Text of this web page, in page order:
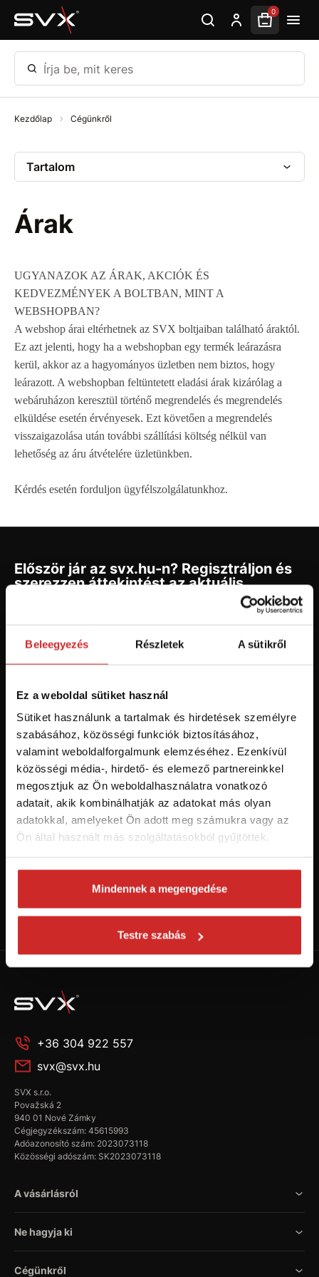
Beleegyezés Részletek A sütikről
Ez a weboldal sütiket használ
Sütiket használunk a tartalmak és hirdetések személyre
szabásához, közösségi funkciók biztosításához,
valamint weboldalforgalmunk elemzéséhez. Ezenkívül
közösségi média-, hirdető- és elemező partnereinkkel
megosztjuk az Ön weboldalhasználatra vonatkozó
adatait, akik kombinálhatják az adatokat más olyan
adatokkal, amelyeket Ön adott meg számukra vagy az
Ön által használt más szolgáltatásokból gyűjtöttek.
Mindennek a megengedése
Testre szabás
Ugrás az oldal fő részéhez 0
Írja be, mit keres
Kezdőlap Cégünkről
Tartalom
Árak
UGYANAZOK AZ ÁRAK, AKCIÓK ÉS
KEDVEZMÉNYEK A BOLTBAN, MINT A
WEBSHOPBAN?
A webshop árai eltérhetnek az SVX boltjaiban található áraktól.
Ez azt jelenti, hogy ha a webshopban egy termék leárazásra
kerül, akkor az a hagyományos üzletben nem biztos, hogy
leárazott. A webshopban feltüntetett eladási árak kizárólag a
webáruházon keresztül történő megrendelés és megrendelés
elküldése esetén érvényesek. Ezt követően a megrendelés
visszaigazolása után további szállítási költség nélkül van
lehetőség az áru átvételére üzletünkben.
Kérdés esetén forduljon ügyfélszolgálatunkhoz.
Először jár az svx.hu-n? Regisztráljon és
szerezzen áttekintést az aktuális
Feliratkozás
értesítések küldése céljából - 16 éven felüli személyek számára
Kövess minket a Youtube-on!
+36 304 922 557
svx@svx.hu
SVX s.r.o.
Považská 2
940 01 Nové Zámky
Cégjegyzékszám: 45615993
Adóazonosító szám: 2023073118
Közösségi adószám: SK2023073118
A vásárlásról
Ne hagyja ki
Cégünkről